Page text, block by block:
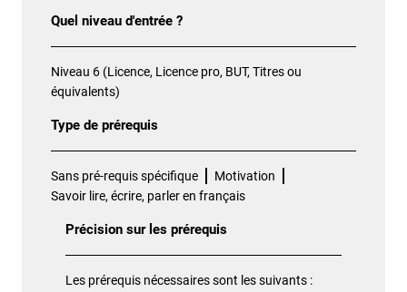
Quel niveau d'entrée ?
Niveau 6 (Licence, Licence pro, BUT, Titres ou
équivalents)
Type de prérequis
Sans pré-requis spécifique
Motivation
Savoir lire, écrire, parler en français
Précision sur les prérequis
Les prérequis nécessaires sont les suivants :